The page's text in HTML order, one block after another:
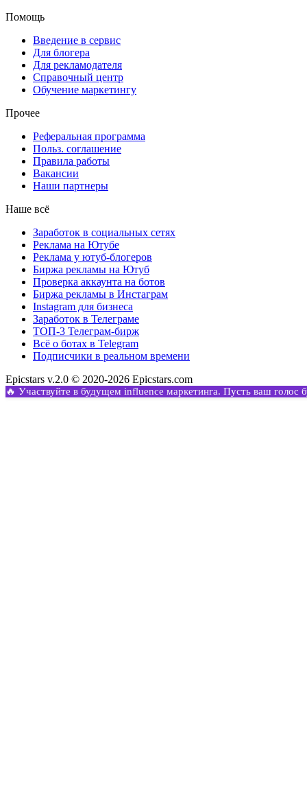
Помощь
Введение в сервис
Для блогера
Для рекламодателя
Справочный центр
Обучение маркетингу
Прочее
Реферальная программа
Польз. соглашение
Правила работы
Вакансии
Наши партнеры
Наше всё
Заработок в социальных сетях
Реклама на Ютубе
Реклама у ютуб-блогеров
Биржа рекламы на Ютуб
Проверка аккаунта на ботов
Биржа рекламы в Инстаграм
Instagram для бизнеса
Заработок в Телеграме
ТОП-3 Телеграм-бирж
Всё о ботах в Telegram
Подписчики в реальном времени
Epicstars v.2.0 © 2020-2026 Epicstars.com
🔥 Участвуйте в будущем influence маркетинга. Пусть ваш голос